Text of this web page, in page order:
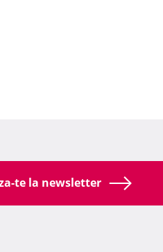
te la newsletter